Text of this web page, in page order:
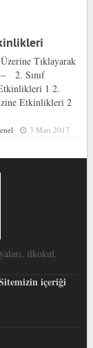
Tıklayarak
Sınıf
1 2.
Etkinlikleri 2
3 Mart 2017
ilkokul,
içeriği